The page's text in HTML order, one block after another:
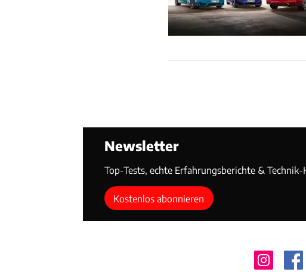
Newsletter
Top-Tests, echte Erfahrungsberichte &
Kostenlos abonnieren